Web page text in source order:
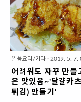
철 가지의 맛있는 콜라보 '
1. 재료 준비 ( 2인분 ) ▣
불고기 양념한 소고기 1
지 큰것 1개, 대파 4cm
용유 500ml..
서는 한통을 요리해 먹기
들해져요. 그래서 오늘은
주인공으로 많이 많이 먹
소개해보겠습니다. 양배
데요. 언젠가 TV에서 보
님의 레시피가 생각이 나
감칠맛도 넣고~ 매콤하게
밥 반찬에 어울리게 만들
니다. 양배추요리! 간단하
일품요리/기타 · 2019. 5. 7.
어려워도 자꾸 만들
은 맛있음~'달걀카
튀김) 만들기'